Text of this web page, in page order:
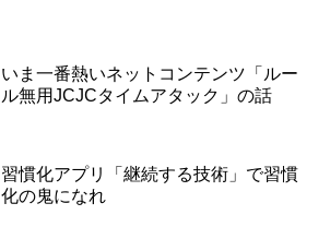
いま一番熱いネットコンテンツ「ルー
ル無用JCJCタイムアタック」の話
習慣化アプリ「継続する技術」で習慣
化の鬼になれ